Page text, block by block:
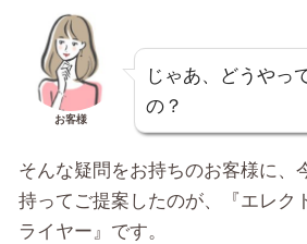
お客様
じゃあ、どうやっ
の？
そんな疑問をお持ちのお客様に、
持ってご提案したのが、『エレク
ライヤー』です。